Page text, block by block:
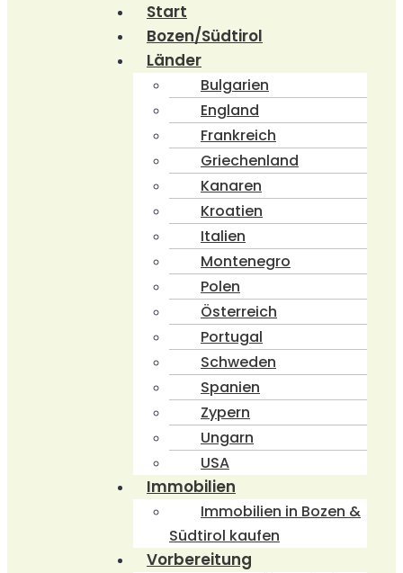
Start
Bozen/Südtirol
Länder
Bulgarien
England
Frankreich
Griechenland
Kanaren
Kroatien
Italien
Montenegro
Polen
Österreich
Portugal
Schweden
Spanien
Zypern
Ungarn
USA
Immobilien
Immobilien in Bozen &
Südtirol kaufen
Vorbereitung